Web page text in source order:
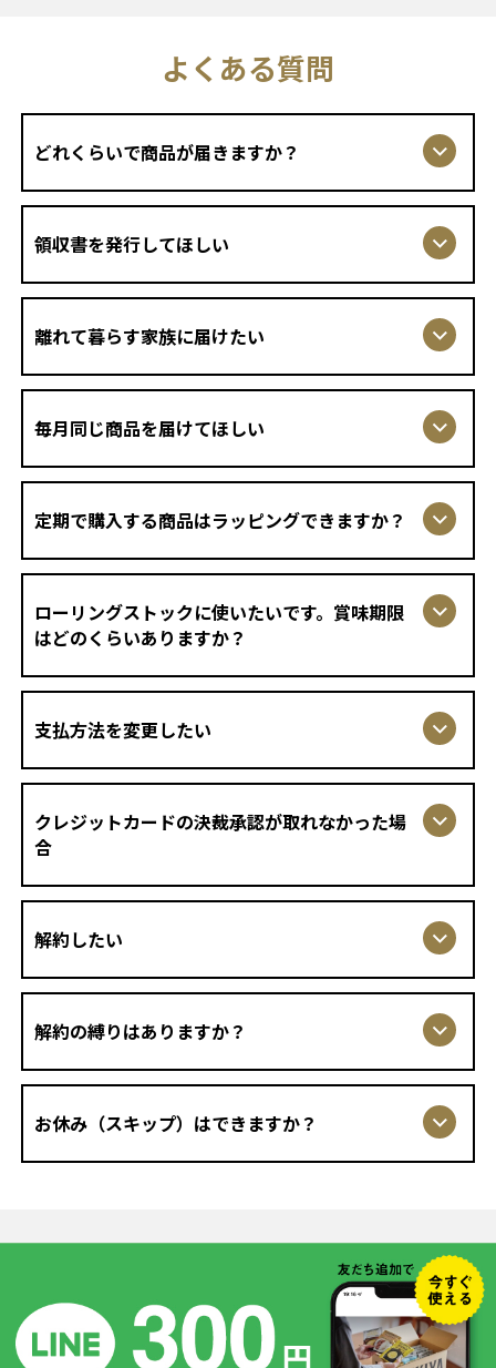
よくある質問
どれくらいで商品が届きますか？
領収書を発行してほしい
離れて暮らす家族に届けたい
毎月同じ商品を届けてほしい
定期で購入する商品はラッピングできますか？
ローリングストックに使いたいです。賞味期限
はどのくらいありますか？
支払方法を変更したい
クレジットカードの決裁承認が取れなかった場
合
解約したい
解約の縛りはありますか？
お休み（スキップ）はできますか？